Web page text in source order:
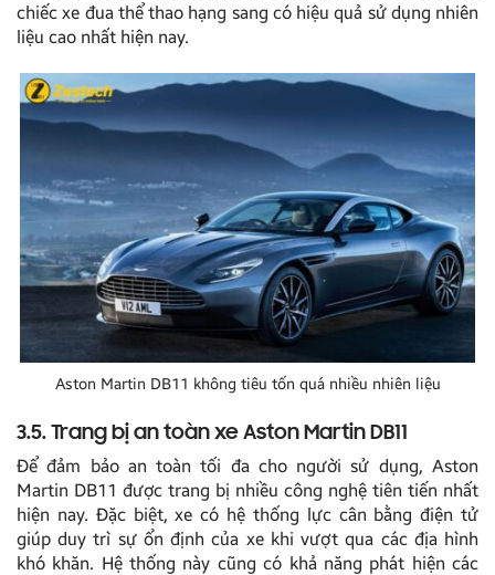
chiếc xe đua thể thao hạng sang có hiệu quả sử dụng nhiên
liệu cao nhất hiện nay.
Aston Martin DB11 không tiêu tốn quá nhiều nhiên liệu
3.5. Trang bị an toàn xe Aston Martin DB11
Để đảm bảo an toàn tối đa cho người sử dụng, Aston
Martin DB11 được trang bị nhiều công nghệ tiên tiến nhất
hiện nay. Đặc biệt, xe có hệ thống lực cân bằng điện tử
giúp duy trì sự ổn định của xe khi vượt qua các địa hình
khó khăn. Hệ thống này cũng có khả năng phát hiện các